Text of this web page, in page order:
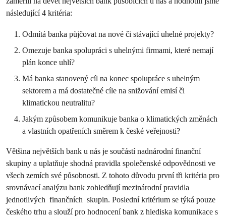
následující 4 kritéria:
Odmítá banka půjčovat na nové či stávající uhelné projekty?
Omezuje banka spolupráci s uhelnými firmami, které nemají
plán konce uhlí?
Má banka stanovený cíl na konec spolupráce s uhelným
sektorem a má dostatečné cíle na snižování emisí či
klimatickou neutralitu?
Jakým způsobem komunikuje banka o klimatických změnách
a vlastních opatřeních směrem k české veřejnosti?
Většina největších bank u nás je součástí nadnárodní finanční
skupiny a uplatňuje shodná pravidla společenské odpovědnosti ve
všech zemích své působnosti. Z tohoto důvodu první tři kritéria pro
srovnávací analýzu bank zohledňují mezinárodní pravidla
jednotlivých finančních skupin. Poslední kritérium se týká pouze
českého trhu a slouží pro hodnocení bank z hlediska komunikace s